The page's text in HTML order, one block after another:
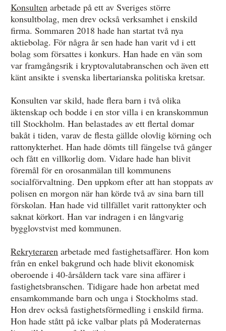
Konsulten arbetade på ett av Sveriges större
konsultbolag, men drev också verksamhet i enskild
firma. Sommaren 2018 hade han startat två nya
aktiebolag. För några år sen hade han varit vd i ett
bolag som försattes i konkurs. Han hade en vän som
var framgångsrik i kryptovalutabranschen och även ett
känt ansikte i svenska libertarianska politiska kretsar.
Konsulten var skild, hade flera barn i två olika
äktenskap och bodde i en stor villa i en kranskommun
till Stockholm. Han belastades av ett flertal domar
bakåt i tiden, varav de flesta gällde olovlig körning och
rattonykterhet. Han hade dömts till fängelse två gånger
och fått en villkorlig dom. Vidare hade han blivit
föremål för en orosanmälan till kommunens
socialförvaltning. Den uppkom efter att han stoppats av
polisen en morgon när han körde två av sina barn till
förskolan. Han hade vid tillfället varit rattonykter och
saknat körkort. Han var indragen i en långvarig
bygglovstvist med kommunen.
Rekryteraren arbetade med fastighetsaffärer. Hon kom
från en enkel bakgrund och hade blivit ekonomisk
oberoende i 40-årsåldern tack vare sina affärer i
fastighetsbranschen. Tidigare hade hon arbetat med
ensamkommande barn och unga i Stockholms stad.
Hon drev också fastighetsförmedling i enskild firma.
Hon hade stått på icke valbar plats på Moderaternas